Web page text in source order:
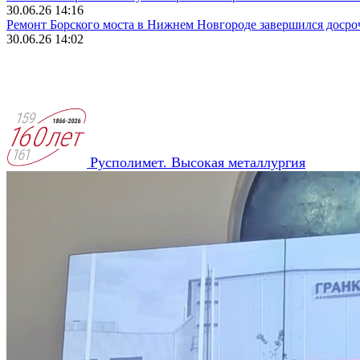
30.06.26 14:16
Ремонт Борского моста в Нижнем Новгороде завершился
30.06.26 14:02
Русполимет. Высокая металлургия